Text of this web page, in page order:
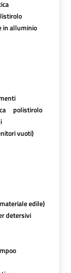
in alluminio
polistirolo
vuoti)
edile)
detersivi